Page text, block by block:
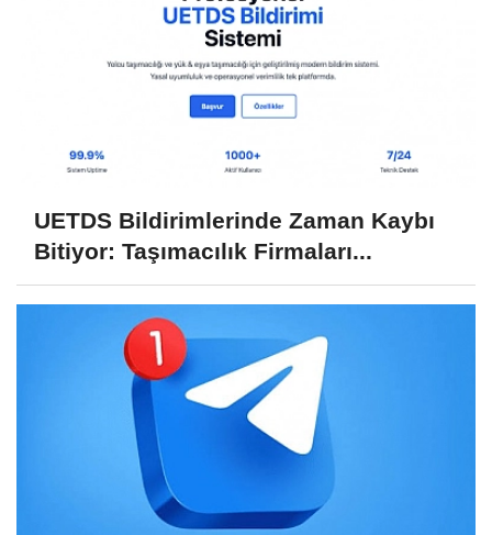
UETDS Bildirimlerinde Zaman Kaybı
Bitiyor: Taşımacılık Firmaları...